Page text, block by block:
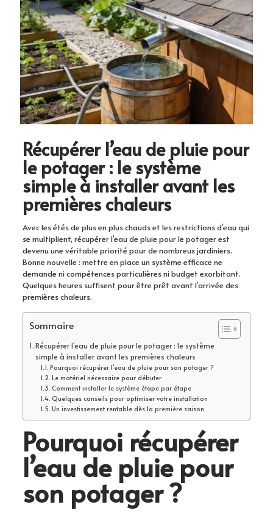
Récupérer l’eau de pluie pour
le potager : le système
simple à installer avant les
premières chaleurs
Avec les étés de plus en plus chauds et les restrictions d’eau qui
se multiplient, récupérer l’eau de pluie pour le potager est
devenu une véritable priorité pour de nombreux jardiniers.
Bonne nouvelle : mettre en place un système efficace ne
demande ni compétences particulières ni budget exorbitant.
Quelques heures suffisent pour être prêt avant l’arrivée des
premières chaleurs.
Sommaire
Récupérer l’eau de pluie pour le potager : le système
simple à installer avant les premières chaleurs
Pourquoi récupérer l’eau de pluie pour son potager ?
Le matériel nécessaire pour débuter
Comment installer le système étape par étape
Quelques conseils pour optimiser votre installation
Un investissement rentable dès la première saison
Pourquoi récupérer
l’eau de pluie pour
son potager ?